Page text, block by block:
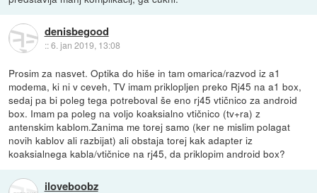
denisbegood
::6. jan 2019, 13:08
Prosim za nasvet. Optika do hiše in tam omarica/razvod iz a1
modema, ki ni v ceveh, TV imam priklopljen preko Rj45 na a1 box,
sedaj pa bi poleg tega potreboval še eno rj45 vtičnico za android
box. Imam pa poleg na voljo koaksialno vtičnico (tv+ra) z
antenskim kablom.Zanima me torej samo (ker ne mislim polagat
novih kablov ali razbijat) ali obstaja torej kak adapter iz
koaksialnega kabla/vtičnice na rj45, da priklopim android box?
iloveboobz